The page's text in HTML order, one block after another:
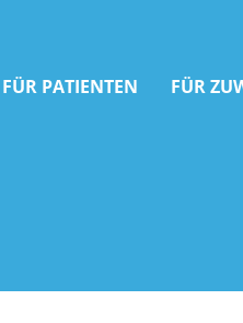
FÜR PATIENTEN FÜR